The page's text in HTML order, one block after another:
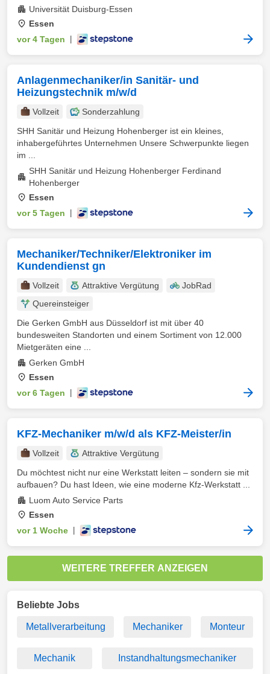
Universität Duisburg-Essen
Essen
vor 4 Tagen
Anlagenmechaniker/in Sanitär- und
Heizungstechnik m/w/d
Vollzeit
Sonderzahlung
SHH Sanitär und Heizung Hohenberger ist ein kleines,
inhabergeführtes Unternehmen Unsere Schwerpunkte liegen
im ...
SHH Sanitär und Heizung Hohenberger Ferdinand
Hohenberger
Essen
vor 5 Tagen
Mechaniker/Techniker/Elektroniker im
Kundendienst gn
Vollzeit Attraktive Vergütung
JobRad
Quereinsteiger
Die Gerken GmbH aus Düsseldorf ist mit über 40
bundesweiten Standorten und einem Sortiment von 12.000
Mietgeräten eine ...
Gerken GmbH
Essen
vor 6 Tagen
KFZ-Mechaniker m/w/d als KFZ-Meister/in
Vollzeit
Attraktive Vergütung
Du möchtest nicht nur eine Werkstatt leiten – sondern sie mit
aufbauen? Du hast Ideen, wie eine moderne Kfz-Werkstatt ...
Luom Auto Service Parts
Essen
vor 1 Woche
WEITERE TREFFER ANZEIGEN
Beliebte Jobs
Metallverarbeitung Mechaniker Monteur
Mechanik Instandhaltungsmechaniker